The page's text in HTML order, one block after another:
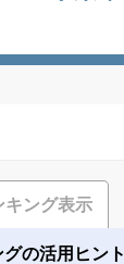
キング表示
の活用ヒント